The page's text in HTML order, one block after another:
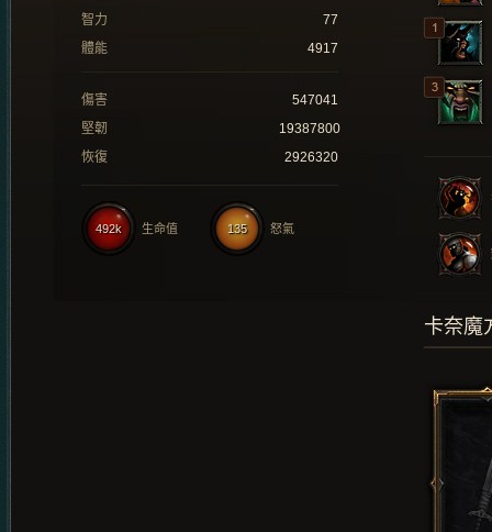
智力
77
體能
4917
傷害
547041
堅韌
19387800
恢復
2926320
135 怒氣
492k 生命值
卡奈魔